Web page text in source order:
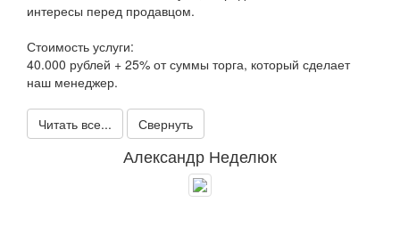
интересы перед продавцом.
Стоимость услуги:
40.000 рублей + 25% от суммы торга, который сделает
наш менеджер.
Читать все... Свернуть
Александр Неделюк